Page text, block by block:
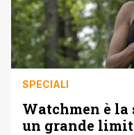
SPECIALI
Watchmen è la
un grande